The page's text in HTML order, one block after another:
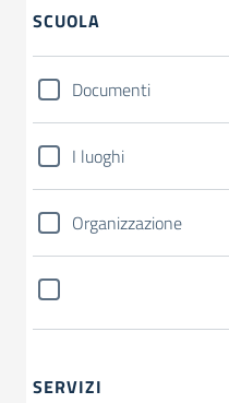
SCUOLA
Documenti
I luoghi
Organizzazione
SERVIZI